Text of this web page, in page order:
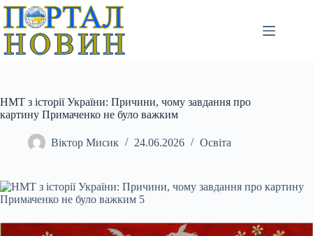
Перейти
вмісту
НМТ з історії України: Причини, чому завдання про
картину Примаченко не було важким
Віктор Мисик 24.06.2026 Освіта